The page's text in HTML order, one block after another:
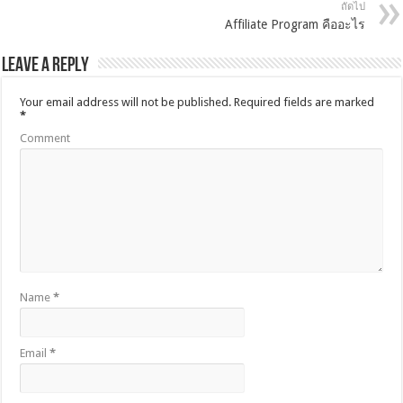
ถัดไป
Affiliate Program คืออะไร
Leave a Reply
Your email address will not be published. Required fields are marked
*
Comment
Name*
Email*